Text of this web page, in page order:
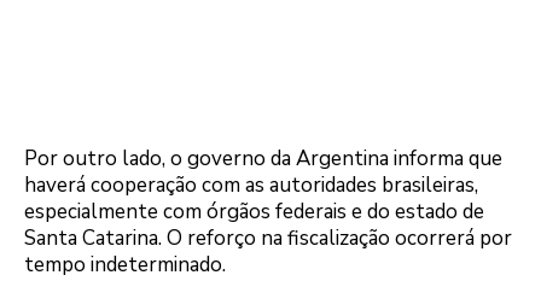
Por outro lado, o governo da Argentina informa que
haverá cooperação com as autoridades brasileiras,
especialmente com órgãos federais e do estado de
Santa Catarina. O reforço na fiscalização ocorrerá por
tempo indeterminado.